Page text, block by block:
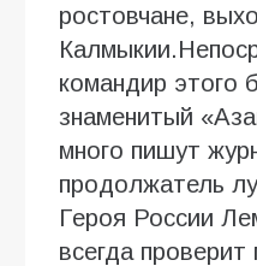
ростовчане,
командир этого
знаменитый
много пишут
продолжатель
Героя России
всегда